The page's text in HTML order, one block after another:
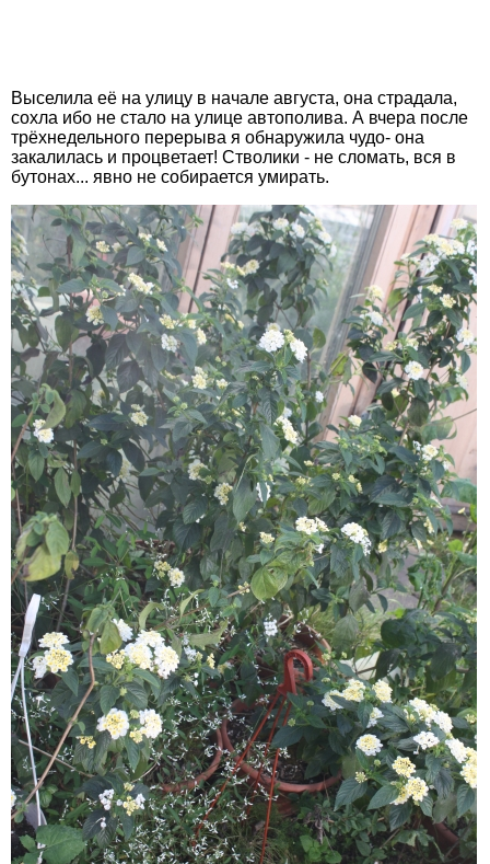
Выселила её на улицу в начале августа, она страдала,
сохла ибо не стало на улице автополива. А вчера после
трёхнедельного перерыва я обнаружила чудо- она
закалилась и процветает! Стволики - не сломать, вся в
бутонах... явно не собирается умирать.